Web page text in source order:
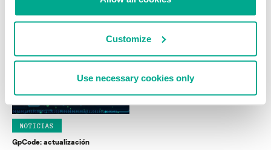
Customize
Use necessary cookies only
Nueva versión de Gpcode El regreso de Stardust
NOTICIAS
GpCode: actualización